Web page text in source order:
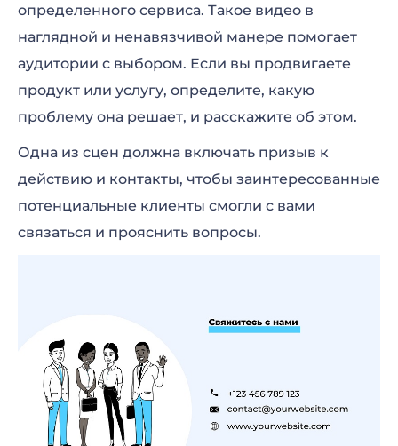
определенного сервиса. Такое видео в
наглядной и ненавязчивой манере помогает
аудитории с выбором. Если вы продвигаете
продукт или услугу, определите, какую
проблему она решает, и расскажите об этом.
Одна из сцен должна включать призыв к
действию и контакты, чтобы заинтересованные
потенциальные клиенты смогли с вами
связаться и прояснить вопросы.